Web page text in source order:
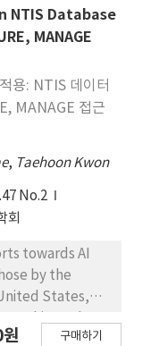
salinometer
and
products.
the Mann-
Wallis test
that the
sodium
except for
sodium
across
storage time.
measured by
from those in
and
often over
NTIS Database
MANAGE
용: NTIS 데이터
MANAGE 접근
, Taehoon Kwon
No.2
회
towards AI
by the
States,
for
구매하기